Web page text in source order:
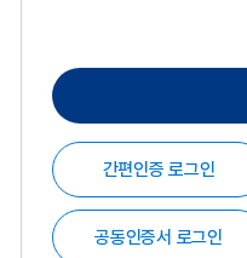
간편인증 로그인
공동인증서 로그인